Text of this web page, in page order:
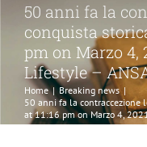
50 anni fa la
conquista
pm on Marzo 4,
Lifestyle –
Home | Breaking news |
50 anni fa la contraccezione
at 11:16 pm on Marzo 4,